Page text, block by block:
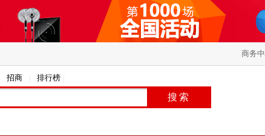
商务
招商 排行榜
搜索